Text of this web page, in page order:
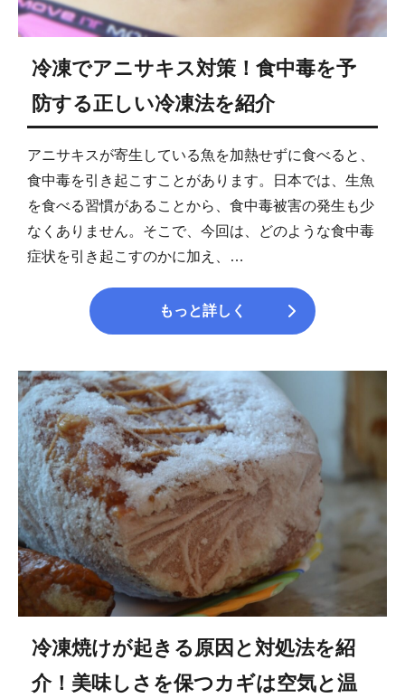
冷凍でアニサキス対策！食中毒を予
防する正しい冷凍法を紹介
アニサキスが寄生している魚を加熱せずに食べると、
食中毒を引き起こすことがあります。日本では、生魚
を食べる習慣があることから、食中毒被害の発生も少
なくありません。そこで、今回は、どのような食中毒
症状を引き起こすのかに加え、…
もっと詳しく
冷凍焼けが起きる原因と対処法を紹
介！美味しさを保つカギは空気と温